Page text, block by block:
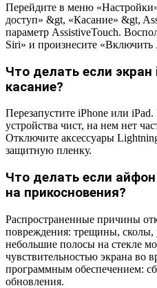
Перейдите в меню
доступ» &gt, «Касание» &gt,
параметр AssistiveTouch.
Siri» и произнесите «Включить
Что делать если экран
касание?
Перезапустите iPhone или iPad.
устройства чист, на нем нет
Отключите аксессуары
защитную пленку.
Что делать если
на прикосновения?
Распространенные причины
повреждения: трещины, сколы,
небольшие полосы на стекле
чувствительностью экрана во
программным обеспечением:
обновления.